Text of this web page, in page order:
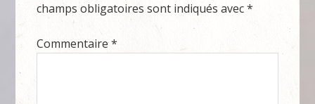
champs obligatoires sont indiqués avec*
Commentaire*